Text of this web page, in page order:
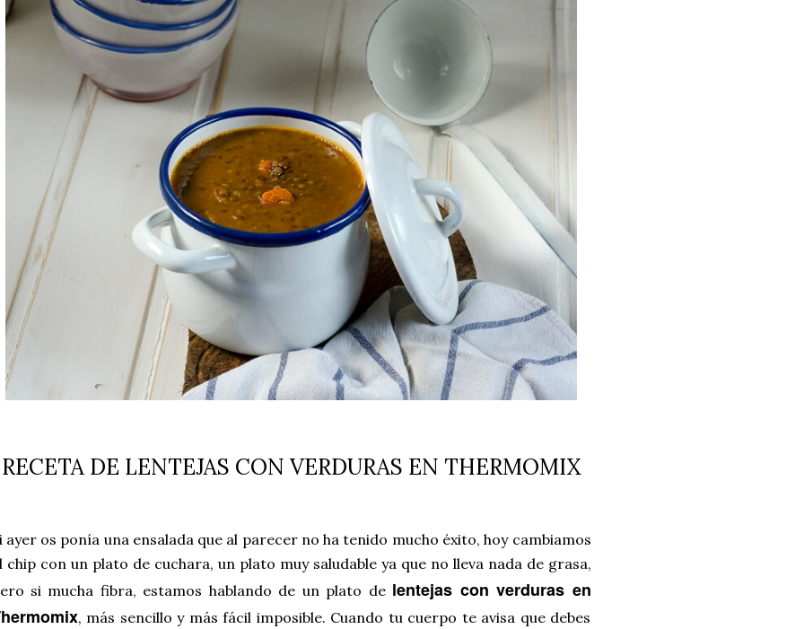
RECETA DE LENTEJAS CON VERDURAS EN THERMOMIX
ayer os ponía una ensalada que al parecer no ha tenido mucho éxito, hoy cambiamos
chip con un plato de cuchara, un plato muy saludable ya que no lleva nada de grasa,
si mucha fibra, estamos hablando de un plato de lentejas con verduras en
, más sencillo y más fácil imposible. Cuando tu cuerpo te avisa que debes